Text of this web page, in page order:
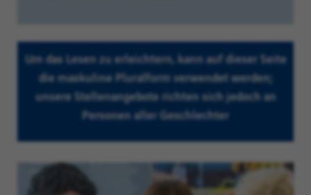
Um das Lesen zu erleichtern, kann auf dieser Seite
die maskuline Pluralform verwendet werden;
unsere Stellenangebote richten sich jedoch an
Personen aller Geschlechter